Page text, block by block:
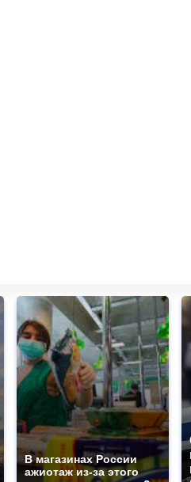
В магазинах России
ажиотаж из-за этого